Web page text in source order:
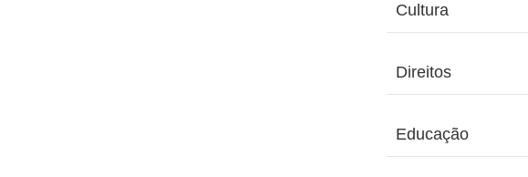
Cultura
Direitos
Educação